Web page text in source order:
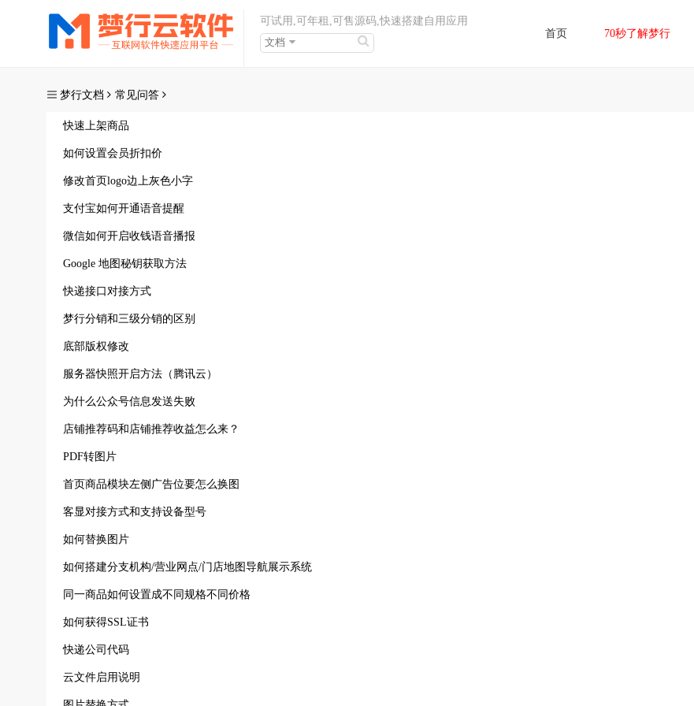
可试用,可年租,可售源码,快速搭建自用应用
文档
首页 70秒了解梦行
梦行文档 常见问答
快速上架商品
如何设置会员折扣价
修改首页logo边上灰色小字
支付宝如何开通语音提醒
微信如何开启收钱语音播报
Google 地图秘钥获取方法
快递接口对接方式
梦行分销和三级分销的区别
底部版权修改
服务器快照开启方法（腾讯云）
为什么公众号信息发送失败
店铺推荐码和店铺推荐收益怎么来？
PDF转图片
首页商品模块左侧广告位要怎么换图
客显对接方式和支持设备型号
如何替换图片
如何搭建分支机构/营业网点/门店地图导航展示系统
同一商品如何设置成不同规格不同价格
如何获得SSL证书
快递公司代码
云文件启用说明